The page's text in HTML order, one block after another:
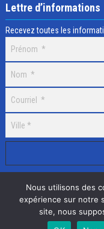
Lettre d’informations
Recevez toutes les
Selectick © 2020
Nous utilisons des
expérience sur notre
site, nous